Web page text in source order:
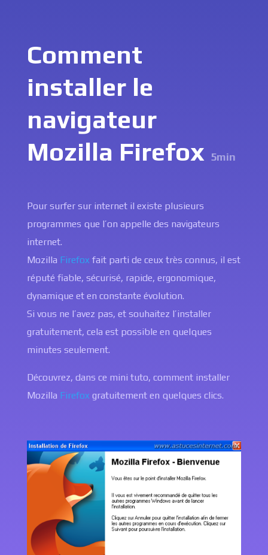
Comment
installer le
navigateur
Mozilla Firefox 5min
Pour surfer sur internet il existe plusieurs
programmes que l’on appelle des navigateurs
internet.
Mozilla Firefox fait parti de ceux très connus, il est
réputé fiable, sécurisé, rapide, ergonomique,
dynamique et en constante évolution.
Si vous ne l’avez pas, et souhaitez l’installer
gratuitement, cela est possible en quelques
minutes seulement.
Découvrez, dans ce mini tuto, comment installer
Mozilla Firefox gratuitement en quelques clics.